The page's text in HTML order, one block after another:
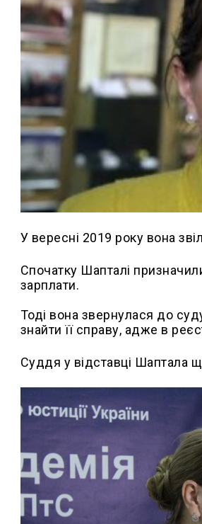
У вересні 2019 року вона
Спочатку Шапталі
зарплати.
Тоді вона звернулася до
знайти її справу, адже в
Суддя у відставці Шаптала